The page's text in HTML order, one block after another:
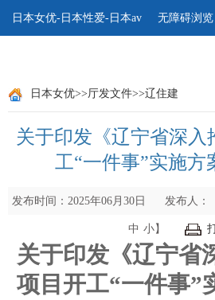
日本女优-日本性爱-日本av
无障碍浏览
日本女优>>厅发文件>>辽住建
关于印发《辽宁省深入
工“一件事”实施方
发布时间：2025年06月30日 发布人：
中 小】
关于印发《辽宁省
项目开工“一件事”